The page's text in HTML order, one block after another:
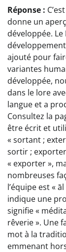
Réponse :
donne un
développée.
développement
ajouté pour
variantes
développée,
dans le lore
langue et a
Consultez la
être écrit et
« sortant ;
sortir ;
« exporter »,
nombreuses
l’équipe est «
indique une
signifie «
rêverie ». Une
mot à la
emmenant